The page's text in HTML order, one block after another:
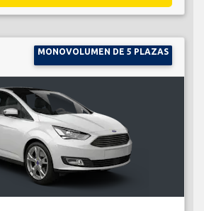
MONOVOLUMEN DE 5 PLAZAS